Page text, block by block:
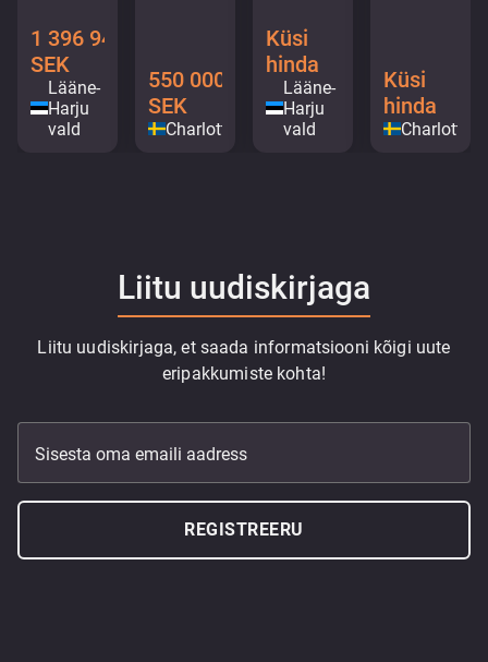
1 396 948
SEK
Lääne-
Harju
vald
550 000
SEK
Charlottenberg
Küsi
hinda
Lääne-
Harju
vald
Küsi
hinda
Liitu uudiskirjaga
Liitu uudiskirjaga, et saada informatsiooni kõigi uute
eripakkumiste kohta!
Sisesta oma emaili aadress
REGISTREERU